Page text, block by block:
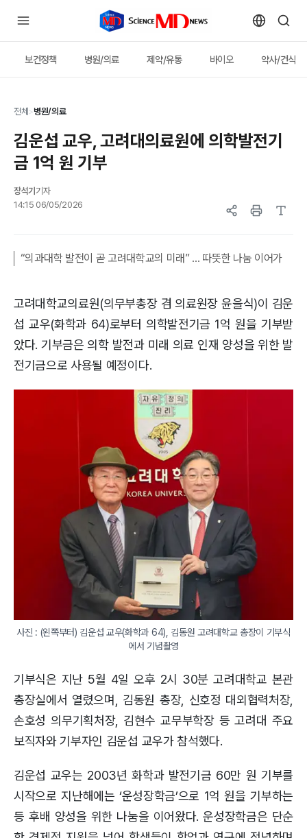
보건정책 병원/의료 제약/유통 바이오 약사/건식
전체 >병원/의료
김운섭 교우, 고려대의료원에 의학발전기
금 1억 원 기부
장석기기자
14:15 06/05/2026
“의과대학 발전이 곧 고려대학교의 미래” ... 따뜻한 나눔 이어가
고려대학교의료원(의무부총장 겸 의료원장 윤을식)이 김운
섭 교우(화학과 64)로부터 의학발전기금 1억 원을 기부받
았다. 기부금은 의학 발전과 미래 의료 인재 양성을 위한 발
전기금으로 사용될 예정이다.
사진 : (왼쪽부터) 김운섭 교우(화학과 64), 김동원 고려대학교 총장이 기부식
에서 기념촬영
기부식은 지난 5월 4일 오후 2시 30분 고려대학교 본관
총장실에서 열렸으며, 김동원 총장, 신호정 대외협력처장,
손호성 의무기획처장, 김현수 교무부학장 등 고려대 주요
보직자와 기부자인 김운섭 교우가 참석했다.
김운섭 교우는 2003년 화학과 발전기금 60만 원 기부를
시작으로 지난해에는 ‘운성장학금’으로 1억 원을 기부하는
등 후배 양성을 위한 나눔을 이어왔다. 운성장학금은 단순